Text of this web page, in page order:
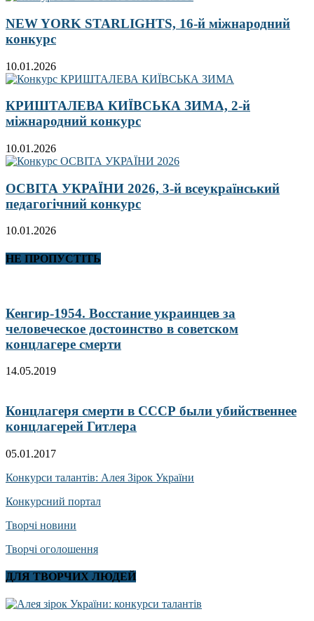
NEW YORK STARLIGHTS, 16-й міжнародний
конкурс
10.01.2026
КРИШТАЛЕВА КИЇВСЬКА ЗИМА, 2-й
міжнародний конкурс
10.01.2026
ОСВІТА УКРАЇНИ 2026, 3-й всеукраїнський
педагогічний конкурс
10.01.2026
НЕ ПРОПУСТІТЬ
Кенгир-1954. Восстание украинцев за
человеческое достоинство в советском
концлагере смерти
14.05.2019
Концлагеря смерти в СССР были убийственнее
концлагерей Гитлера
05.01.2017
Конкурси талантів: Алея Зірок України
Конкурсний портал
Творчі новини
Творчі оголошення
ДЛЯ ТВОРЧИХ ЛЮДЕЙ